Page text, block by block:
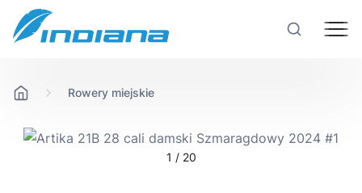
Rowery
Rowery miejskie
1 / 20